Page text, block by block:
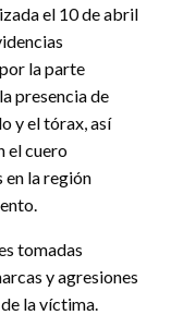
el 10 de abril
la parte
presencia de
y el tórax, así
el cuero
en la región
tomadas
y agresiones
la víctima.